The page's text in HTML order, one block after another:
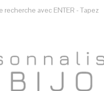
recherche avec ENTER - Tapez